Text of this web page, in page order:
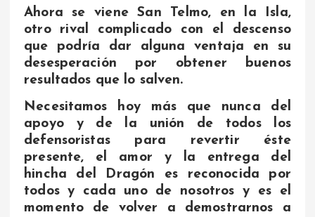
Ahora se viene San Telmo, en la Isla,
otro rival complicado con el descenso
que podría dar alguna ventaja en su
desesperación por obtener buenos
resultados que lo salven.
Necesitamos hoy más que nunca del
apoyo y de la unión de todos los
defensoristas para revertir éste
presente, el amor y la entrega del
hincha del Dragón es reconocida por
todos y cada uno de nosotros y es el
momento de volver a demostrarnos a